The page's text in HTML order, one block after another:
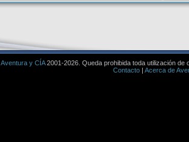
Aventura y CÍA2001-2026. Queda prohibida toda utilización de
Contacto| Acerca de